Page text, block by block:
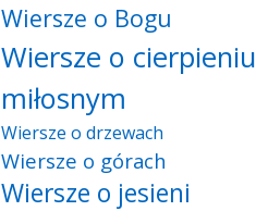
Wiersze o Bogu
Wiersze o cierpieniu
miłosnym
Wiersze o drzewach
Wiersze o górach
Wiersze o jesieni